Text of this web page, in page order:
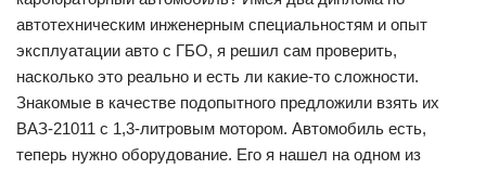
автотехническим инженерным специальностям и опыт
эксплуатации авто с ГБО, я решил сам проверить,
насколько это реально и есть ли какие-то сложности.
Знакомые в качестве подопытного предложили взять их
ВАЗ-21011 с 1,3-литровым мотором. Автомобиль есть,
теперь нужно оборудование. Его я нашел на одном из